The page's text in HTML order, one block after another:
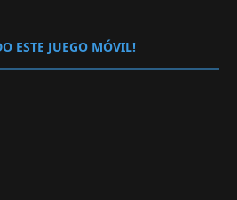
ESTE JUEGO MÓVIL!